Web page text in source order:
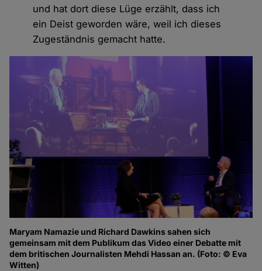
und hat dort diese Lüge erzählt, dass ich
ein Deist geworden wäre, weil ich dieses
Zugeständnis gemacht hatte.
Maryam Namazie und Richard Dawkins sahen sich
gemeinsam mit dem Publikum das Video einer Debatte mit
dem britischen Journalisten Mehdi Hassan an. (Foto: © Eva
Witten)